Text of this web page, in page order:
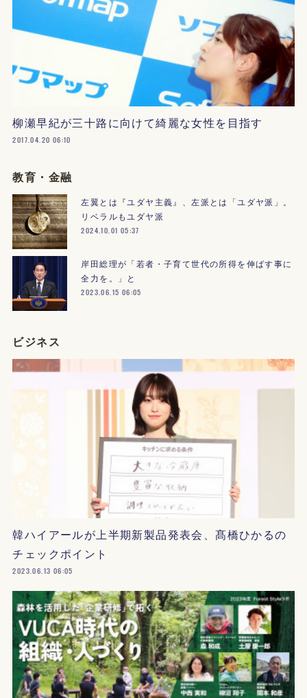
柳瀬早紀が三十路に向けて綺麗な女性を目指す
2017.04.20 06:10
教育・金融
左翼とは『ユダヤ主義』、左派とは「ユダヤ派」。
リベラルもユダヤ派
2024.10.01 05:37
岸田総理が「若者・子育て世代の所得を伸ばす事に
全力を。」と
2023.06.15 06:05
ビジネス
韓ハイアールが上半期新製品発表会、髙橋ひかるの
チェックポイント
2023.06.13 06:05